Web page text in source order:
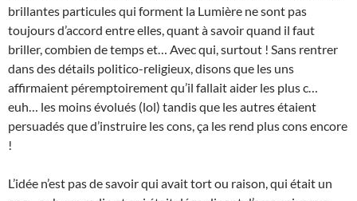
brillantes particules qui forment la Lumière ne sont pas
toujours d’accord entre elles, quant à savoir quand il faut
briller, combien de temps et… Avec qui, surtout ! Sans rentrer
dans des détails politico-religieux, disons que les uns
affirmaient péremptoirement qu’il fallait aider les plus c…
euh… les moins évolués (lol) tandis que les autres étaient
persuadés que d’instruire les cons, ça les rend plus cons encore
!
L’idée n’est pas de savoir qui avait tort ou raison, qui était un